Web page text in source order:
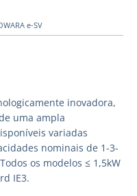
e-SV
inovadora,
uma ampla
variadas
nominais de 1-3-
os modelos ≤ 1,5kW
IE3.